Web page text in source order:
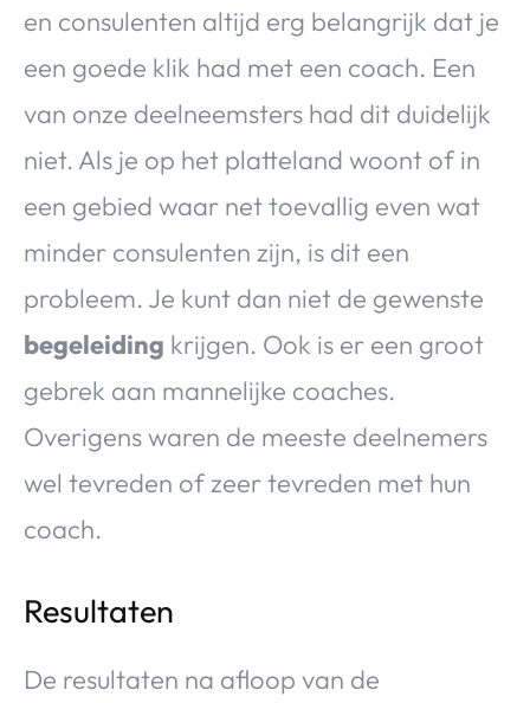
en consulenten altijd erg belangrijk dat je
een goede klik had met een coach. Een
van onze deelneemsters had dit duidelijk
niet. Als je op het platteland woont of in
een gebied waar net toevallig even wat
minder consulenten zijn, is dit een
probleem. Je kunt dan niet de gewenste
begeleiding krijgen. Ook is er een groot
gebrek aan mannelijke coaches.
Overigens waren de meeste deelnemers
wel tevreden of zeer tevreden met hun
coach.
Resultaten
De resultaten na afloop van de